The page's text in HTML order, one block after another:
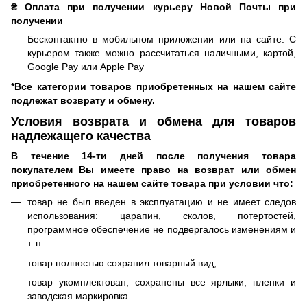
₴ Оплата при получении курьеру Новой Почты при
получении
Бесконтактно в мобильном приложении или на сайте. С
курьером также можно рассчитаться наличными, картой,
Google Pay или Apple Pay
*Все категории товаров приобретенных на нашем сайте
подлежат возврату и обмену.
Условия возврата и обмена для товаров
надлежащего качества
В течение 14-ти дней после получения товара
покупателем Вы имеете право на возврат или обмен
приобретенного на нашем сайте товара при условии что:
товар не был введен в эксплуатацию и не имеет следов
использования: царапин, сколов, потертостей,
программное обеспечение не подвергалось изменениям и
т. п.
товар полностью сохранил товарный вид;
товар укомплектован, сохранены все ярлыки, пленки и
заводская маркировка.